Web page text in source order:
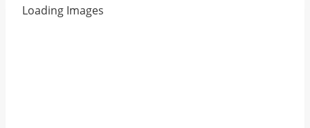
Loading Images